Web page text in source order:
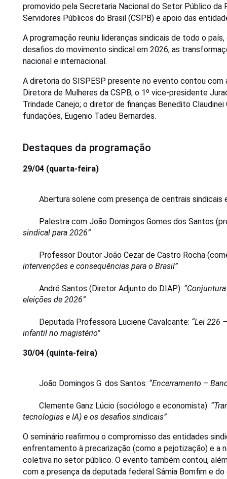
promovido pela Secretaria Nacional do Setor Público da
Servidores Públicos do Brasil (CSPB) e apoio das
A programação reuniu lideranças sindicais de todo o
desafios do movimento sindical em 2026, as
nacional e internacional.
A diretoria do SISPESP presente no evento contou com
Diretora de Mulheres da CSPB; o 1º vice-presidente
Trindade Canejo; o diretor de finanças Benedito
fundações, Eugenio Tadeu Bernardes.
Destaques da programação
29/04 (quarta-feira)
Abertura solene com presença de centrais sindicais
Palestra com João Domingos Gomes dos Santos
sindical para 2026”
Professor Doutor João Cezar de Castro Rocha
intervenções e consequências para o Brasil”
André Santos (Diretor Adjunto do DIAP):
eleições de 2026”
Deputada Professora Luciene Cavalcante: “Lei 226
infantil no magistério”
30/04 (quinta-feira)
João Domingos G. dos Santos: “Encerramento –
Clemente Ganz Lúcio (sociólogo e economista):
tecnologias e IA) e os desafios sindicais”
O seminário reafirmou o compromisso das entidades
enfrentamento à precarização (como a pejotização) e a
coletiva no setor público. O evento também contou,
com a presença da deputada federal Sâmia Bomfim e